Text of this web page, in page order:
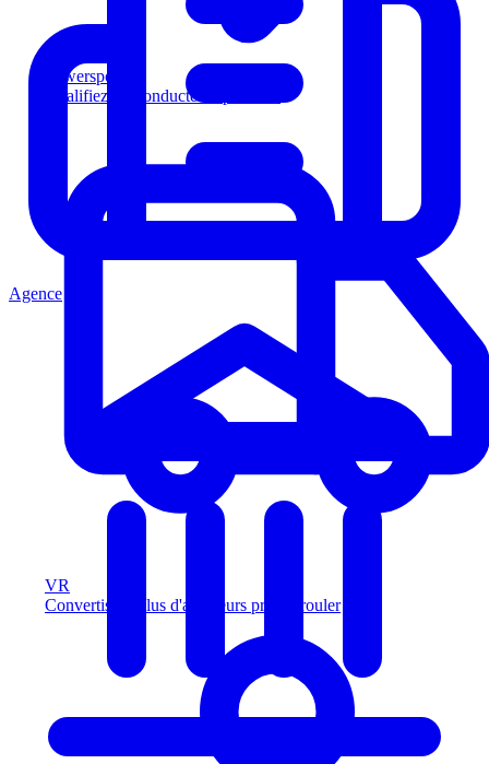
Powersports
Qualifiez les conducteurs plus vite
VR
Convertissez plus d'acheteurs prêts à rouler
Agence